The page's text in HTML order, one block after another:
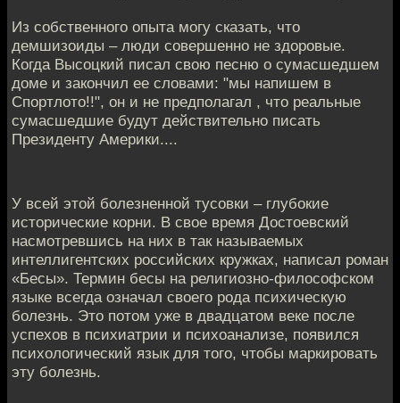
Из собственного опыта могу сказать, что
демшизоиды – люди совершенно не здоровые.
Когда Высоцкий писал свою песню о сумасшедшем
доме и закончил ее словами: "мы напишем в
Спортлото!!", он и не предполагал , что реальные
сумасшедшие будут действительно писать
Президенту Америки....
У всей этой болезненной тусовки – глубокие
исторические корни. В свое время Достоевский
насмотревшись на них в так называемых
интеллигентских российских кружках, написал роман
«Бесы». Термин бесы на религиозно-философском
языке всегда означал своего рода психическую
болезнь. Это потом уже в двадцатом веке после
успехов в психиатрии и психоанализе, появился
психологический язык для того, чтобы маркировать
эту болезнь.